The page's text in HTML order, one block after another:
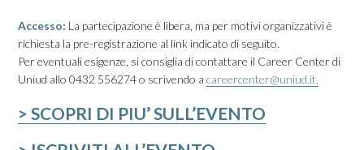
Accesso: La partecipazione è libera, ma per motivi organizzativi è
richiesta la pre-registrazione al link indicato di seguito.
Per eventuali esigenze, si consiglia di contattare il Career Center di
Uniud allo 0432 556274 o scrivendo acareercenter@uniud.it.
>SCOPRI DI PIU’ SULL’EVENTO